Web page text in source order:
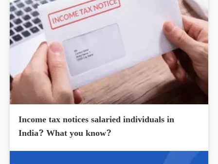
Income tax notices salaried individuals in
India? What you know?